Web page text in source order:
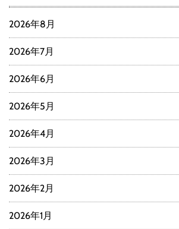
2026年8月
2026年7月
2026年6月
2026年5月
2026年4月
2026年3月
2026年2月
2026年1月